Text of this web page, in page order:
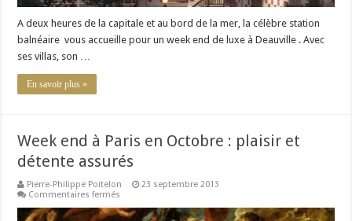
A deux heures de la capitale et au bord de la mer, la célèbre station
balnéaire vous accueille pour un week end de luxe à Deauville . Avec
ses villas, son …
En savoir plus »
Week end à Paris en Octobre : plaisir et
détente assurés
Pierre-Philippe Poitelon
23 septembre 2013
Commentaires fermés
end